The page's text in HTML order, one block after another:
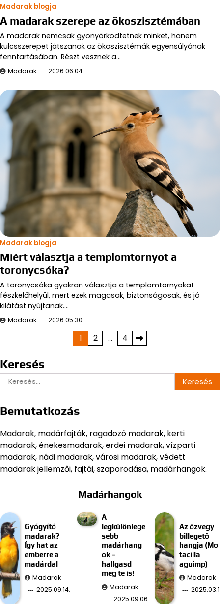
Madarak blogja
A madarak szerepe az ökoszisztémában
A madarak nemcsak gyönyörködtetnek minket, hanem
kulcsszerepet játszanak az ökoszisztémák egyensúlyának
fenntartásában. Részt vesznek a…
Madarak 2026.06.04.
Madarak blogja
Miért választja a templomtornyot a
toronycsóka?
A toronycsóka gyakran választja a templomtornyokat
fészkelőhelyül, mert ezek magasak, biztonságosak, és jó
kilátást nyújtanak.…
Madarak 2026.05.30.
1 2 … 4
Keresés
Keresés:
Bemutatkozás
Madarak, madárfajták, ragadozó madarak, kerti
madarak, énekesmadarak, erdei madarak, vízparti
madarak, nádi madarak, városi madarak, védett
madarak jellemzői, fajtái, szaporodása, madárhangok.
Madárhangok
Gyógyító
madarak?
Így hat az
emberre a
madárdal
Madarak
2025.09.14.
A
legkülönlege
sebb
madárhang
ok –
hallgasd
meg te is!
Madarak
2025.09.06.
Az özvegy
billegető
hangja (Mo
tacilla
aguimp)
Madarak